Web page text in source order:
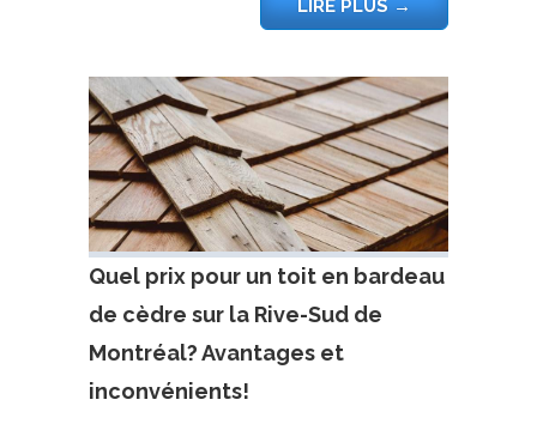
LIRE PLUS→
Quel prix pour un toit en bardeau
de cèdre sur la Rive-Sud de
Montréal? Avantages et
inconvénients!